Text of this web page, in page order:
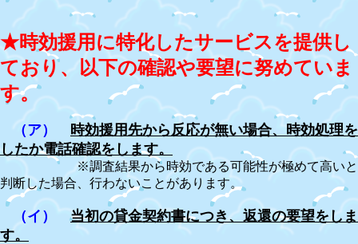
★時効援用に特化したサービスを提供し
ており、以下の確認や要望に努めていま
す。
（ア）
時効援用先から反応が無い場合、時効処理を
したか電話確認をします。
※調査結果から時効である可能性が極めて高いと
判断した場合、行わないことがあります。
（イ）
当初の貸金契約書につき、返還の要望をしま
す。